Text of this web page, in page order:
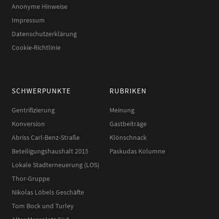
Anonyme Hinweise
Impressum
Datenschutzerklärung
Cookie-Richtlinie
SCHWERPUNKTE
Gentrifizierung
Konversion
Abriss Carl-Benz-Straße
Beteiligungshaushalt 2015
Lokale Stadterneuerung (LOS)
Thor-Gruppe
Nikolas Löbels Geschäfte
Tom Bock und Turley
RUBRIKEN
Meinung
Gastbeiträge
Klönschnack
Paskudas Kolumne